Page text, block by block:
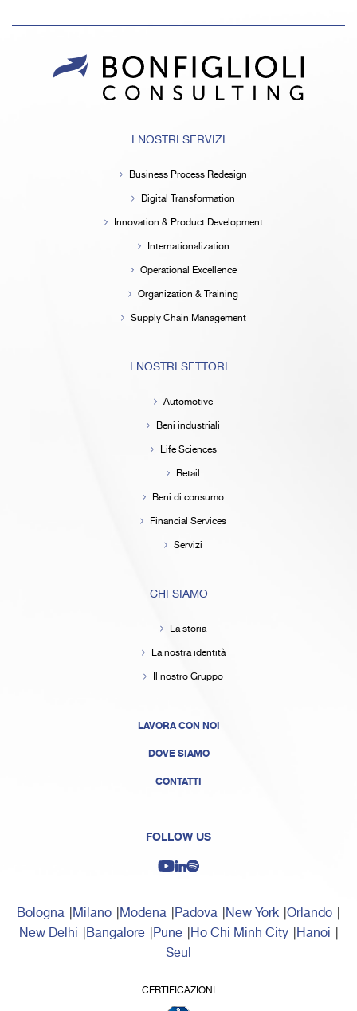
I NOSTRI SERVIZI
Business Process Redesign
Digital Transformation
Innovation & Product Development
Internationalization
Operational Excellence
Organization & Training
Supply Chain Management
I NOSTRI SETTORI
Automotive
Beni industriali
Life Sciences
Retail
Beni di consumo
Financial Services
Servizi
CHI SIAMO
La storia
La nostra identità
Il nostro Gruppo
LAVORA CON NOI
DOVE SIAMO
CONTATTI
FOLLOW US
Bologna Milano Modena Padova New York Orlando
New Delhi Bangalore Pune Ho Chi Minh City Hanoi
Seul
CERTIFICAZIONI